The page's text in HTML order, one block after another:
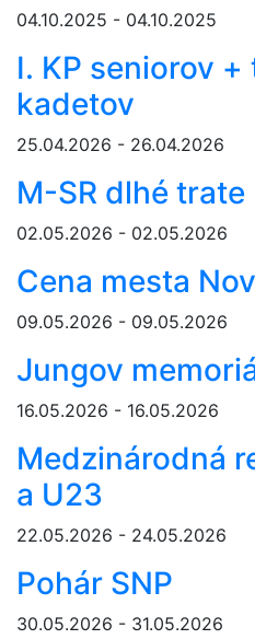
04.10.2025 - 04.10.2025
I. KP seniorov
kadetov
25.04.2026 - 26.04.2026
M-SR dlhé trate
02.05.2026 - 02.05.2026
Cena mesta
09.05.2026 - 09.05.2026
Jungov
16.05.2026 - 16.05.2026
Medzinárodná
a U23
22.05.2026 - 24.05.2026
Pohár SNP
30.05.2026 - 31.05.2026